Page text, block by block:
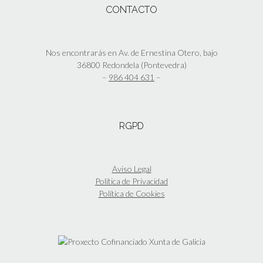
de
opciones
elegir
en
la
CONTACTO
Nos encontrarás en Av. de Ernestina Otero, bajo
36800 Redondela (Pontevedra)
– 986 404 631 –
RGPD
Aviso Legal
Política de Privacidad
Política de Cookies